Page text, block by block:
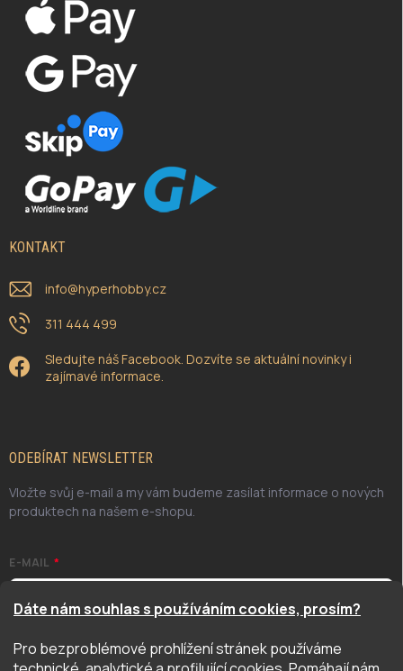
Dáte nám souhlas s používáním cookies, prosím?
Pro bezproblémové prohlížení stránek používáme
KONTAKT
info@hyperhobby.cz
311 444 499
Sledujte náš Facebook. Dozvíte se aktuální novinky i
zajímavé informace.
ODEBÍRAT NEWSLETTER
Vložte svůj e-mail a my vám budeme zasílat informace o nových
produktech na našem e-shopu.
E-MAIL
Odesláním potvrzuji, že jsem se seznámil/a se zásadami